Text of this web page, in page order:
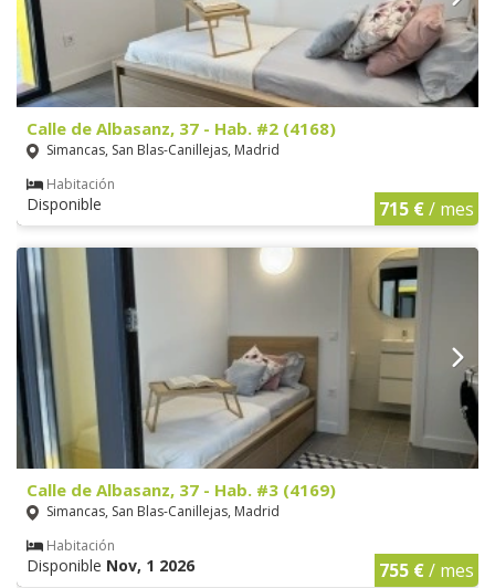
Calle de Albasanz, 37 - Hab. #2 (4168)
Simancas, San Blas-Canillejas, Madrid
Habitación
Disponible 715 €/ mes
Calle de Albasanz, 37 - Hab. #3 (4169)
Simancas, San Blas-Canillejas, Madrid
Habitación
Disponible Nov, 1 2026 755 €/ mes